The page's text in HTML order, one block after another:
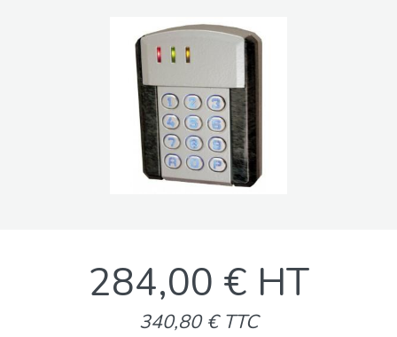
284,00 € HT
340,80 € TTC